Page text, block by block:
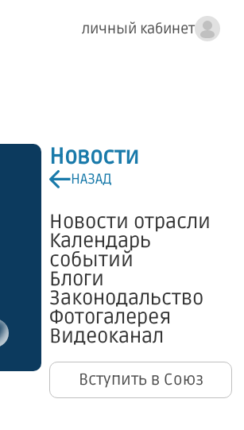
личный кабинет
Новости
НАЗАД
Новости отрасли
Календарь
событий
Блоги
Законодальство
Фотогалерея
Видеоканал
Вступить в Союз